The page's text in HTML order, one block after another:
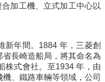
加工機、立式加工中心以
新年間。1884 年，三菱創
長崎造船局，將其命名為
株式會社。至1934 年，由
、鐵路車輛等領域，公司